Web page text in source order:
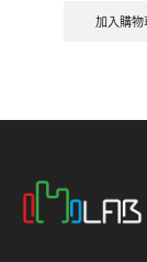
加入購物